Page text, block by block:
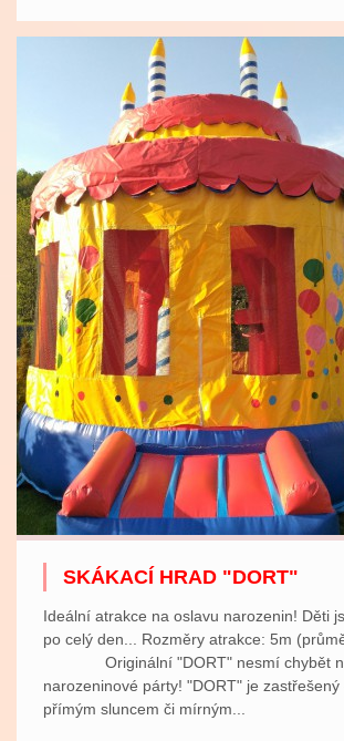
SKÁKACÍ HRAD "DORT"
Ideální atrakce na oslavu narozenin! Děti
po celý den... Rozměry atrakce: 5m
Originální "DORT" nesmí chybět na
narozeninové párty! "DORT" je
přímým sluncem či mírným...